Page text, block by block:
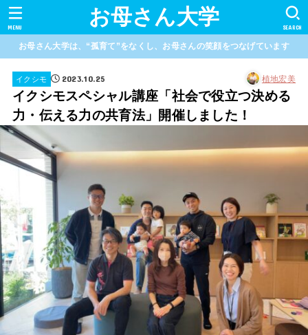
お母さん大学 SEARCH
MENU
お母さん大学は、“孤育て”をなくし、お母さんの笑顔をつなげています
イクシモ 2023.10.25 植地宏美
イクシモスペシャル講座「社会で役立つ決める
力・伝える力の共育法」開催しました！